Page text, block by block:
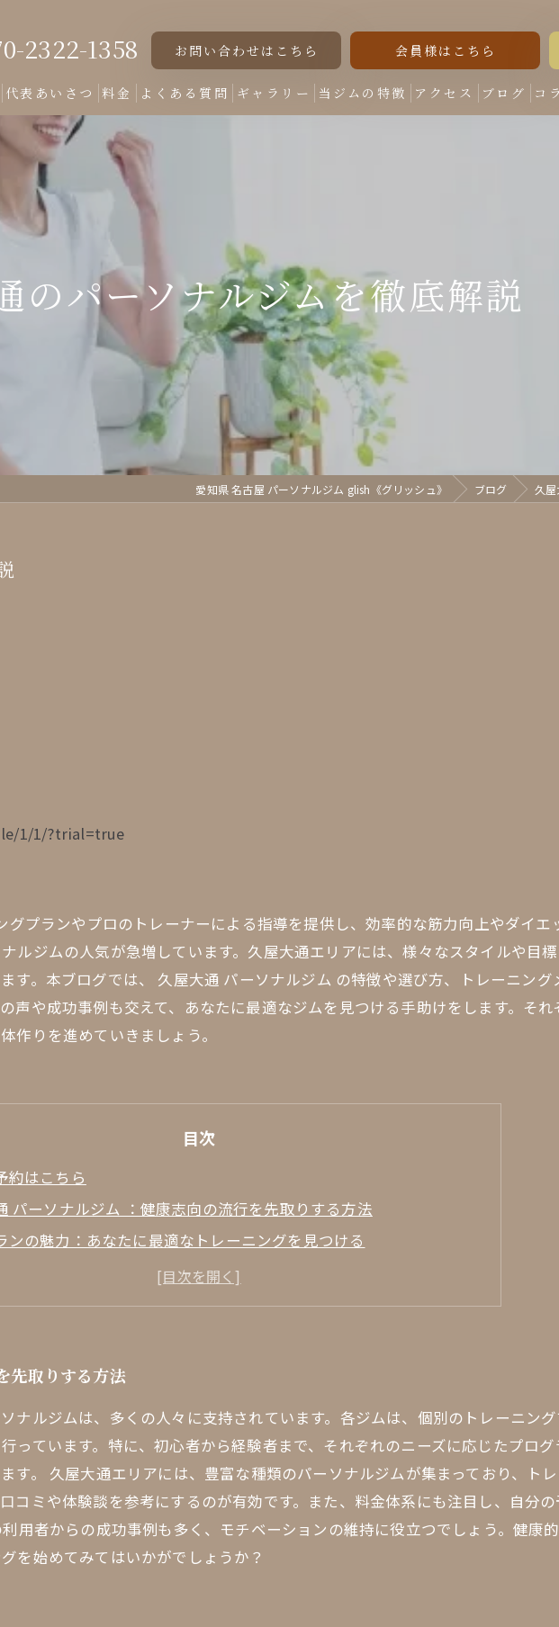
2322-1358 お問い合わせはこちら 会員様はこちら
代表あいさつ 料金 よくある質問 ギャラリー 当ジムの特徴
くびれ
ダイエット
アクセス ブログ コ
のパーソナルジムを徹底解説
愛知県 名古屋 パーソナルジム glish《グリッシュ》 ブログ 久
1/1/?trial=true
プランやプロのトレーナーによる指導を提供し、効率的な筋力向上やダイエ
ルジムの人気が急増しています。久屋大通エリアには、様々なスタイルや目
す。本ブログでは、 久屋大通 パーソナルジム の特徴や選び方、トレーニン
声や成功事例も交えて、あなたに最適なジムを見つける手助けをします。そ
作りを進めていきましょう。
目次
約はこちら
パーソナルジム ：健康志向の流行を先取りする方法
ンの魅力：あなたに最適なトレーニングを見つける
筋力向上を実現するためのトレーニングメニュー
を徹底解説：パーソナルジムの賢い選び方
て私に合ったジムを選ぶのか？選び方ガイド
先取りする方法
ナルジムは、多くの人々に支持されています。各ジムは、個別のトレーニン
っています。特に、初心者から経験者まで、それぞれのニーズに応じたプロ
す。 久屋大通エリアには、豊富な種類のパーソナルジムが集まっており、ト
コミや体験談を参考にするのが有効です。また、料金体系にも注目し、自分
用者からの成功事例も多く、モチベーションの維持に役立つでしょう。健康
を始めてみてはいかがでしょうか？